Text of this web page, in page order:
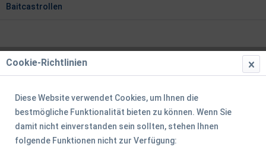
Baitcastrollen
Cookie-Richtlinien
Diese Website verwendet Cookies, um Ihnen die
bestmögliche Funktionalität bieten zu können. Wenn Sie
damit nicht einverstanden sein sollten, stehen Ihnen
folgende Funktionen nicht zur Verfügung: